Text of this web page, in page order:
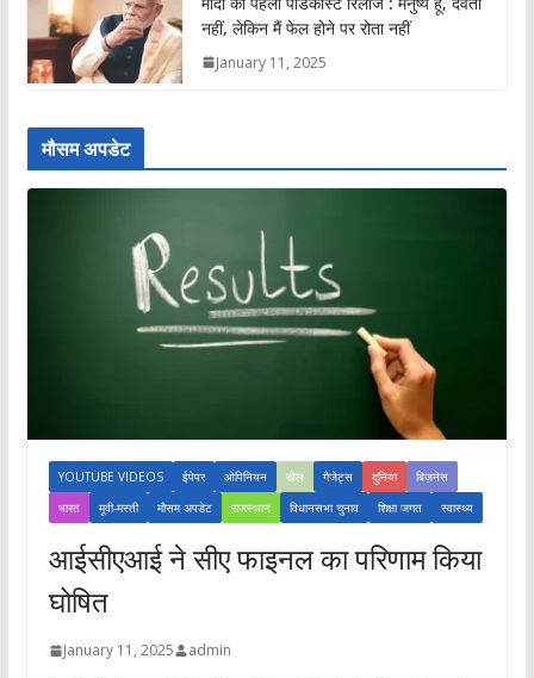
नहीं, लेकिन मैं फेल होने पर रोता नहीं
January 11, 2025
मौसम अपडेट
YOUTUBE VIDEOS ईपेपर ओपिनियन खेल गैजेट्स दुनिया
बिज़नेस
भारत
मूवी-मस्ती मौसम अपडेट राजस्थान विधानसभा चुनाव शिक्षा जगत स्वास्थ्य
आईसीएआई ने सीए फाइनल का परिणाम किया
घोषित
January 11, 2025 admin